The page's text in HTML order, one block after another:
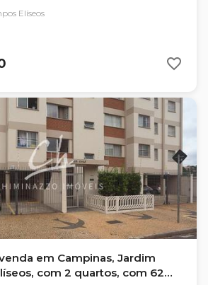
Elíseos
em Campinas, Jardim
com 2 quartos, com 62